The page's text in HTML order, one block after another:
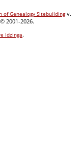
of Genealogy Sitebuildingv.
2001-2026.
Idzinga.